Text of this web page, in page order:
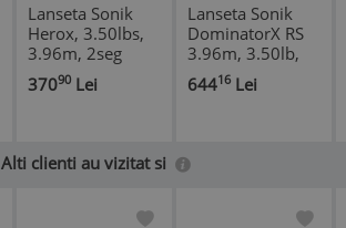
Lanseta Sonik
Herox, 3.50lbs,
3.96m, 2seg
37090 Lei
Lanseta Sonik
DominatorX RS
3.96m, 3.50lb,
2seg
64416 Lei
Alti clienti au vizitat si